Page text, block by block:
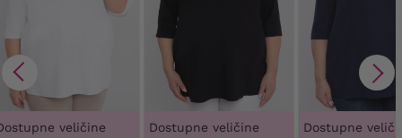
veličine Dostupne veličine Dostupne